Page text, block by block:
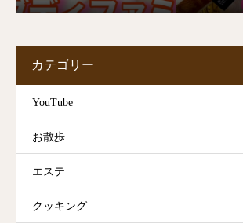
カテゴリー
YouTube
お散歩
エステ
クッキング